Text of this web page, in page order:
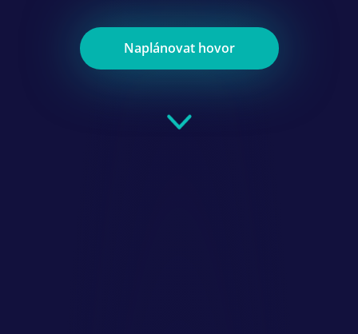
Naplánovat hovor